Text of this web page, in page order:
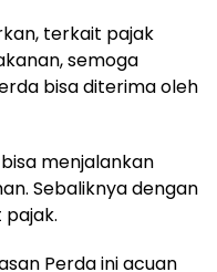
terkait pajak
semoga
bisa diterima oleh
menjalankan
Sebaliknya dengan
Perda ini acuan